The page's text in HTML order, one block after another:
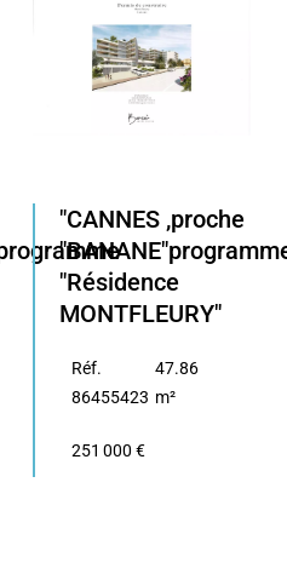
"CANNES ,proche
"Résidence
MONTFLEURY"
Réf.
86455423
47.86
m²
251 000 €